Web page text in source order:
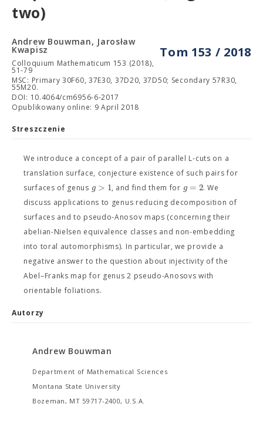
two)
Tom 153 / 2018
Andrew Bouwman, Jarosław
Kwapisz
Colloquium Mathematicum 153 (2018),
51-79
MSC: Primary 30F60, 37E30, 37D20, 37D50; Secondary 57R30,
55M20.
DOI: 10.4064/cm6956-6-2017
Opublikowany online: 9 April 2018
Streszczenie
We introduce a concept of a pair of parallel L-cuts on a
translation surface, conjecture existence of such pairs for
surfaces of genus g > 1, and find them for g = 2. We
discuss applications to genus reducing decomposition of
surfaces and to pseudo-Anosov maps (concerning their
abelian-Nielsen equivalence classes and non-embedding
into toral automorphisms). In particular, we provide a
negative answer to the question about injectivity of the
Abel–Franks map for genus 2 pseudo-Anosovs with
orientable foliations.
Autorzy
Andrew Bouwman
Department of Mathematical Sciences
Montana State University
Bozeman, MT 59717-2400, U.S.A.